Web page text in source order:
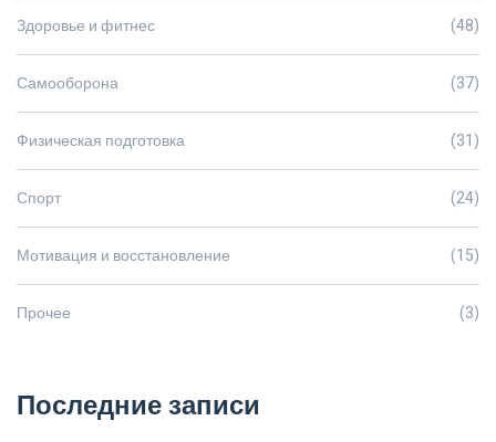
Здоровье и фитнес (48)
Самооборона (37)
Физическая подготовка (31)
Спорт (24)
Мотивация и восстановление (15)
Прочее (3)
Последние записи